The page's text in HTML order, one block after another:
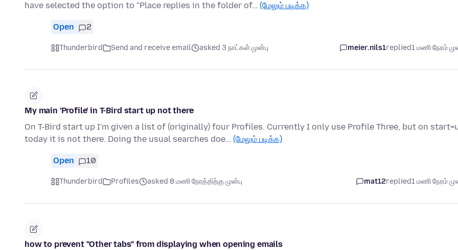
have selected the option to "Place replies in the folder of… (மேலும் படிக்க)
Open 2
Thunderbird Send and receive email asked 3 நாட்கள் முன்பு meier.nils1replied1 மணி நேரம்
My main 'Profile' in T-Bird start up not there
On T-Bird start up I'm given a list of (originally) four Profiles. Currently I only use Profile Three, but on
today it is not there. Doing the usual searches doe… (மேலும் படிக்க)
Open 10
Thunderbird Profiles asked 8 மணி நேரத்திற்கு முன்பு mat12replied1 மணி நேரம்
how to prevent "Other tabs" from displaying when opening emails